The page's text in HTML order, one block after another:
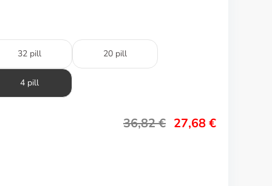
32 pill 20 pill
4 pill
36,82€ 27,68€